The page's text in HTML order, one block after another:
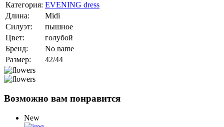
Категория: EVENING dress
Длина:
Midi
Силуэт:
пышное
Цвет:
голубой
Бренд:
No name
Размер:
42/44
Возможно вам понравится
New